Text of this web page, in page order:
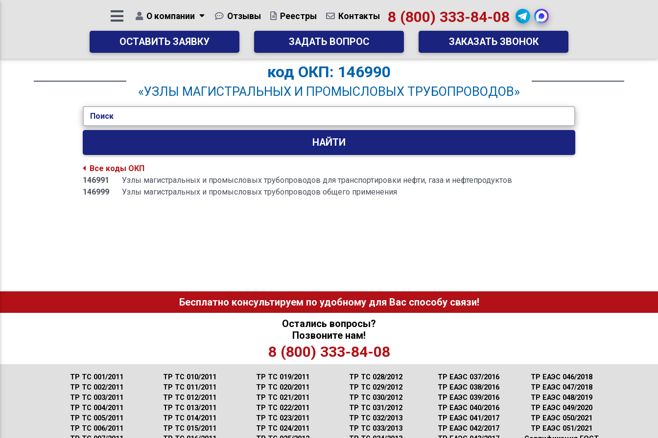
О компании Отзывы Реестры Контакты 8 (800) 333-84-08
ОСТАВИТЬ ЗАЯВКУ ЗАДАТЬ ВОПРОС ЗАКАЗАТЬ ЗВОНОК
код ОКП: 146990
«УЗЛЫ МАГИСТРАЛЬНЫХ И ПРОМЫСЛОВЫХ ТРУБОПРОВОДОВ»
Поиск
НАЙТИ
Все коды ОКП
146991
Узлы магистральных и промысловых трубопроводов для транспортировки нефти, газа и нефтепродуктов
146999
Узлы магистральных и промысловых трубопроводов общего применения
Бесплатно консультируем по удобному для Вас способу связи!
Остались вопросы?
Позвоните нам!
8 (800) 333-84-08
ТР ТС 001/2011
ТР ТС 002/2011
ТР ТС 003/2011
ТР ТС 004/2011
ТР ТС 005/2011
ТР ТС 006/2011
ТР ТС 010/2011
ТР ТС 011/2011
ТР ТС 012/2011
ТР ТС 013/2011
ТР ТС 014/2011
ТР ТС 015/2011
ТР ТС 019/2011
ТР ТС 020/2011
ТР ТС 021/2011
ТР ТС 022/2011
ТР ТС 023/2011
ТР ТС 024/2011
ТР ТС 028/2012
ТР ТС 029/2012
ТР ТС 030/2012
ТР ТС 031/2012
ТР ТС 032/2013
ТР ТС 033/2013
ТР ЕАЭС 037/2016
ТР ЕАЭС 038/2016
ТР ЕАЭС 039/2016
ТР ЕАЭС 040/2016
ТР ЕАЭС 041/2017
ТР ЕАЭС 042/2017
ТР ЕАЭС 046/2018
ТР ЕАЭС 047/2018
ТР ЕАЭС 048/2019
ТР ЕАЭС 049/2020
ТР ЕАЭС 050/2021
ТР ЕАЭС 051/2021